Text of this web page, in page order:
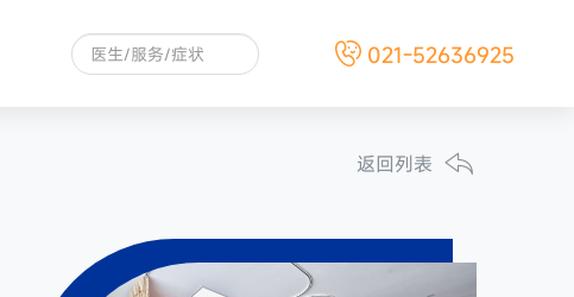
021-52636925
返回列表